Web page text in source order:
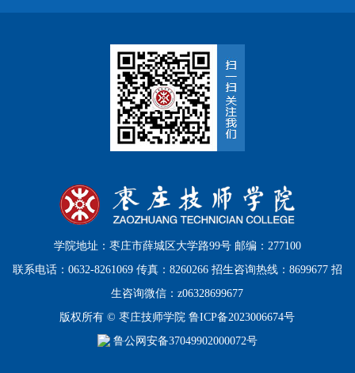
学院地址：枣庄市薛城区大学路99号 邮编：277100
联系电话：0632-8261069 传真：8260266 招生咨询热线：8699677 招
生咨询微信：z06328699677
版权所有 © 枣庄技师学院鲁ICP备2023006674号
鲁公网安备37049902000072号